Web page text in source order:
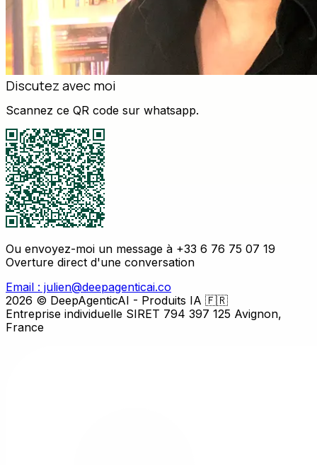
Discutez avec moi
Scannez ce QR code sur whatsapp.
Ou envoyez-moi un message à +33 6 76 75 07 19
Overture direct d'une conversation
Email : julien@deepagenticai.co
2026 © DeepAgenticAI - Produits IA 🇫🇷
Entreprise individuelle SIRET 794 397 125 Avignon,
France